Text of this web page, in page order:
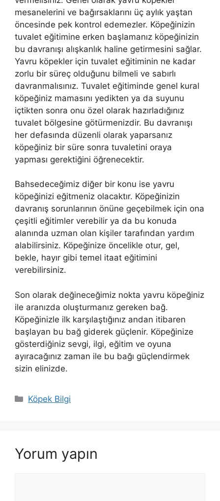
mesanelerini ve bağırsaklarını üç aylık yaştan
öncesinde pek kontrol edemezler. Köpeğinizin
tuvalet eğitimine erken başlamanız köpeğinizin
bu davranışı alışkanlık haline getirmesini sağlar.
Yavru köpekler için tuvalet eğitiminin ne kadar
zorlu bir süreç olduğunu bilmeli ve sabırlı
davranmalısınız. Tuvalet eğitiminde genel kural
köpeğiniz mamasını yedikten ya da suyunu
içtikten sonra onu özel olarak hazırladığınız
tuvalet bölgesine götürmenizdir. Bu davranışı
her defasında düzenli olarak yaparsanız
köpeğiniz bir süre sonra tuvaletini oraya
yapması gerektiğini öğrenecektir.
Bahsedeceğimiz diğer bir konu ise yavru
köpeğinizi eğitmeniz olacaktır. Köpeğinizin
davranış sorunlarının önüne geçebilmek için ona
çeşitli eğitimler verebilir ya da bu konuda
alanında uzman olan kişiler tarafından yardım
alabilirsiniz. Köpeğinize öncelikle otur, gel,
bekle, hayır gibi temel itaat eğitimini
verebilirsiniz.
Son olarak değineceğimiz nokta yavru köpeğiniz
ile aranızda oluşturmanız gereken bağ.
Köpeğinizle ilk karşılaştığınız andan itibaren
başlayan bu bağ giderek güçlenir. Köpeğinize
gösterdiğiniz sevgi, ilgi, eğitim ve oyuna
ayıracağınız zaman ile bu bağı güçlendirmek
sizin elinizde.
Kategoriler
Köpek Bilgi
Yorum yapın